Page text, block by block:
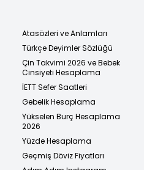
Atasözleri ve Anlamları
Türkçe Deyimler Sözlüğü
Çin Takvimi 2026 ve Bebek
Cinsiyeti Hesaplama
İETT Sefer Saatleri
Gebelik Hesaplama
Yükselen Burç Hesaplama
2026
Yüzde Hesaplama
Geçmiş Döviz Fiyatları